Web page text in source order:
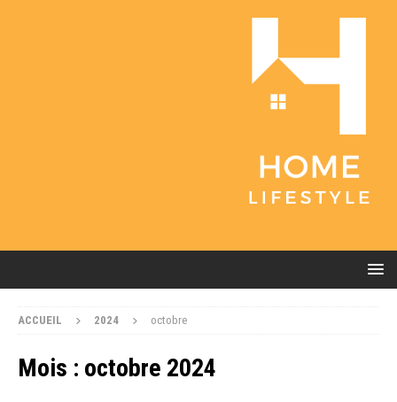
ACCUEIL 2024 octobre
Mois : octobre 2024